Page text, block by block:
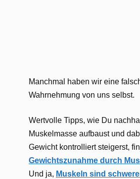
Manchmal haben wir eine
Wahrnehmung von uns selbst.
Wertvolle Tipps, wie Du
Muskelmasse aufbaust und
Gewicht kontrolliert steigerst,
Gewichtszunahme durch
Und ja, Muskeln sind